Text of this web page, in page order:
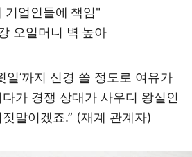
기업인들에 책임"
오일머니 벽 높아
일’까지 신경 쓸 정도로 여유가
가 경쟁 상대가 사우디 왕실인
말이겠죠.” (재계 관계자)